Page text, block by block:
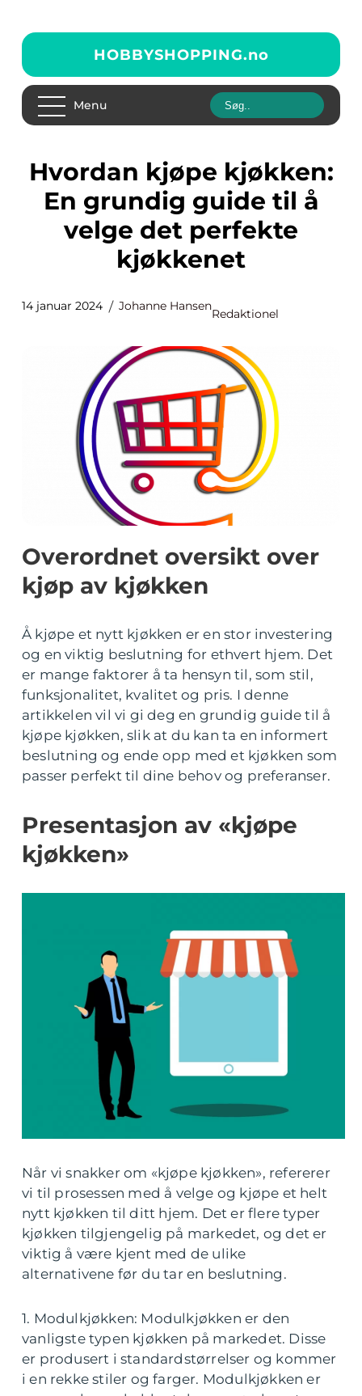
HOBBYSHOPPING.no
Menu
Hvordan kjøpe kjøkken:
En grundig guide til å
velge det perfekte
kjøkkenet
14 januar 2024 Johanne Hansen
Redaktionel
Overordnet oversikt over
kjøp av kjøkken
Å kjøpe et nytt kjøkken er en stor investering
og en viktig beslutning for ethvert hjem. Det
er mange faktorer å ta hensyn til, som stil,
funksjonalitet, kvalitet og pris. I denne
artikkelen vil vi gi deg en grundig guide til å
kjøpe kjøkken, slik at du kan ta en informert
beslutning og ende opp med et kjøkken som
passer perfekt til dine behov og preferanser.
Presentasjon av «kjøpe
kjøkken»
Når vi snakker om «kjøpe kjøkken», refererer
vi til prosessen med å velge og kjøpe et helt
nytt kjøkken til ditt hjem. Det er flere typer
kjøkken tilgjengelig på markedet, og det er
viktig å være kjent med de ulike
alternativene før du tar en beslutning.
1. Modulkjøkken: Modulkjøkken er den
vanligste typen kjøkken på markedet. Disse
er produsert i standardstørrelser og kommer
i en rekke stiler og farger. Modulkjøkken er